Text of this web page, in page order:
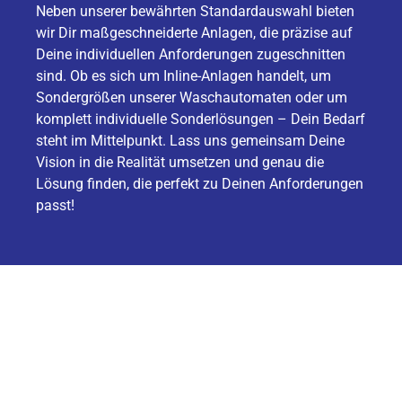
Neben unserer bewährten Standardauswahl bieten
wir Dir maßgeschneiderte Anlagen, die präzise auf
Deine individuellen Anforderungen zugeschnitten
sind. Ob es sich um Inline-Anlagen handelt, um
Sondergrößen unserer Waschautomaten oder um
komplett individuelle Sonderlösungen – Dein Bedarf
steht im Mittelpunkt. Lass uns gemeinsam Deine
Vision in die Realität umsetzen und genau die
Lösung finden, die perfekt zu Deinen Anforderungen
passt!